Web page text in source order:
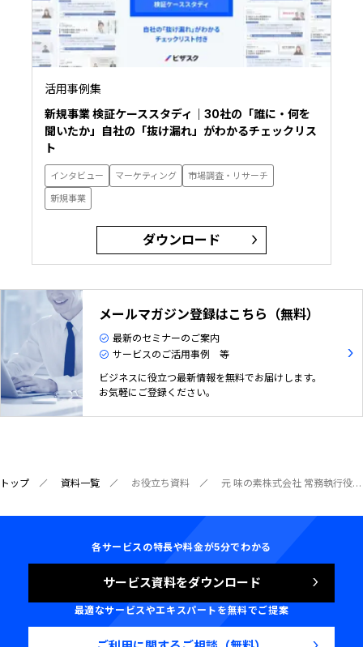
活用事例集
新規事業 検証ケーススタディ｜30社の「誰に・何を
聞いたか」自社の「抜け漏れ」がわかるチェックリス
ト
インタビュー マーケティング
市場調査・リサーチ
新規事業
ダウンロード
メールマガジン登録はこちら（無料）
最新のセミナーのご案内
サービスのご活用事例 等
ビジネスに役立つ最新情報を無料でお届けします。
お気軽にご登録ください。
トップ 資料一覧 お役立ち資料 元 味の素株式会社 常務執行役員ASEAN 事業統括責任者・タイ味の素社長が語るASEAN 事業を成功に導くための戦略の組み立て方市場魅力度×競争優位で再設計する海外戦略の原理原則
各サービスの特長や料金が5分でわかる
サービス資料をダウンロード
最適なサービスやエキスパートを無料でご提案